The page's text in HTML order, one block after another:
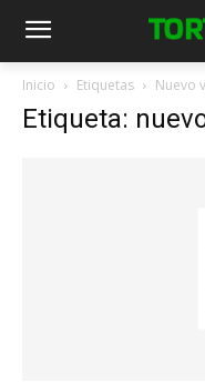
Inicio Etiquetas Nuevo
Etiqueta: